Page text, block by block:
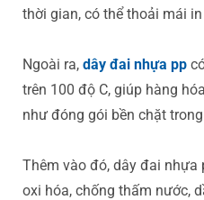
thời gian, có thể thoải mái
Ngoài ra, dây đai nhựa pp
trên 100 độ C, giúp hàng
như đóng gói bền chặt
Thêm vào đó, dây đai nhựa
oxi hóa, chống thấm nước,